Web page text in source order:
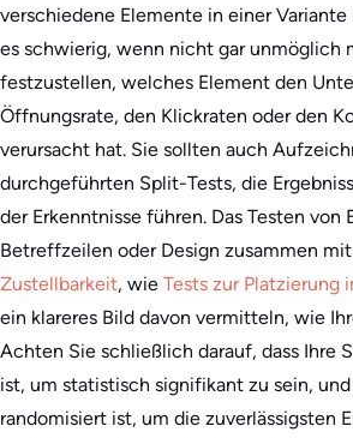
verschiedene Elemente in einer Variante
es schwierig, wenn nicht gar unmöglich
festzustellen, welches Element den
Öffnungsrate, den Klickraten oder den
verursacht hat. Sie sollten auch
durchgeführten Split-Tests, die
der Erkenntnisse führen. Das Testen von
Betreffzeilen oder Design zusammen
Zustellbarkeit, wie Tests zur Platzierung
ein klareres Bild davon vermitteln, wie
Achten Sie schließlich darauf, dass Ihre
ist, um statistisch signifikant zu sein,
randomisiert ist, um die zuverlässigsten